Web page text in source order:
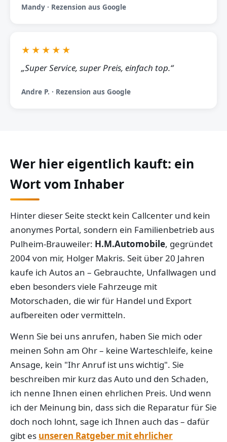
Mandy · Rezension aus Google
★★★★★
„Super Service, super Preis, einfach top.“
Andre P. · Rezension aus Google
Wer hier eigentlich kauft: ein
Wort vom Inhaber
Hinter dieser Seite steckt kein Callcenter und kein
anonymes Portal, sondern ein Familienbetrieb aus
Pulheim-Brauweiler: H.M.Automobile, gegründet
2004 von mir, Holger Makris. Seit über 20 Jahren
kaufe ich Autos an – Gebrauchte, Unfallwagen und
eben besonders viele Fahrzeuge mit
Motorschaden, die wir für Handel und Export
aufbereiten oder vermitteln.
Wenn Sie bei uns anrufen, haben Sie mich oder
meinen Sohn am Ohr – keine Warteschleife, keine
Ansage, kein "Ihr Anruf ist uns wichtig". Sie
beschreiben mir kurz das Auto und den Schaden,
ich nenne Ihnen einen ehrlichen Preis. Und wenn
ich der Meinung bin, dass sich die Reparatur für Sie
doch noch lohnt, sage ich Ihnen auch das – dafür
gibt es unseren Ratgeber mit ehrlicher